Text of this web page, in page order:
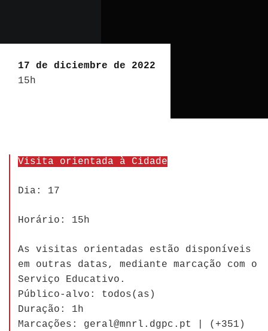
17 de diciembre de 2022
15h
Visita orientada à Cidade
Dia: 17
Horário: 15h
As visitas orientadas estão disponíveis
em outras datas, mediante marcação com o
Serviço Educativo.
Público-alvo: todos(as)
Duração: 1h
Marcações: geral@mnrl.dgpc.pt | (+351)